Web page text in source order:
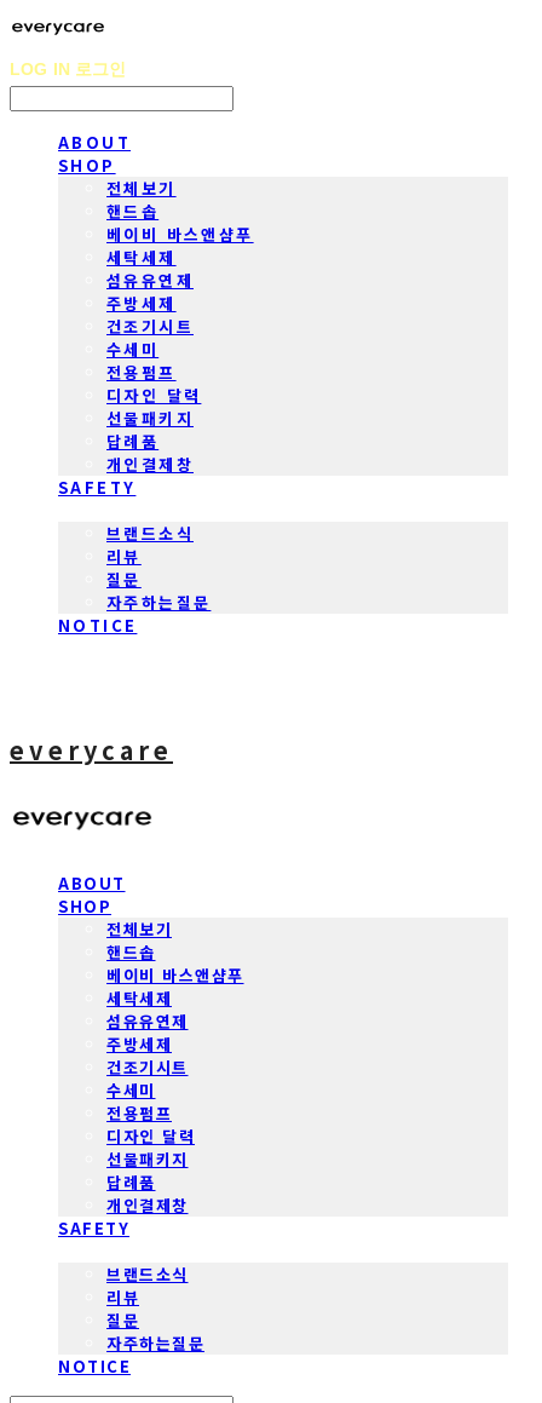
LOG IN 로그인
ABOUT
SHOP
전체보기
핸드솝
베이비 바스앤샴푸
세탁세제
섬유유연제
주방세제
건조기시트
수세미
전용펌프
디자인 달력
선물패키지
답례품
개인결제창
SAFETY
브랜드소식
리뷰
질문
자주하는질문
NOTICE
everycare
ABOUT
SHOP
전체보기
핸드솝
베이비 바스앤샴푸
세탁세제
섬유유연제
주방세제
건조기시트
수세미
전용펌프
디자인 달력
선물패키지
답례품
개인결제창
SAFETY
브랜드소식
리뷰
질문
자주하는질문
NOTICE